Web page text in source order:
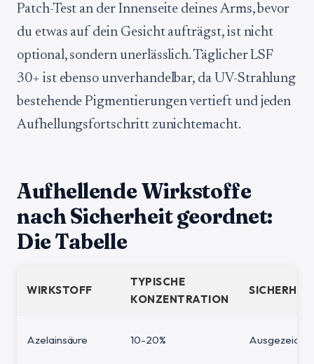
Patch-Test an der Innenseite deines Arms, bevor
du etwas auf dein Gesicht aufträgst, ist nicht
optional, sondern unerlässlich. Täglicher LSF
30+ ist ebenso unverhandelbar, da UV-Strahlung
bestehende Pigmentierungen vertieft und jeden
Aufhellungsfortschritt zunichtemacht.
Aufhellende Wirkstoffe
nach Sicherheit geordnet:
Die Tabelle
WIRKSTOFF
TYPISCHE
KONZENTRATION
Azelainsäure 10-20%